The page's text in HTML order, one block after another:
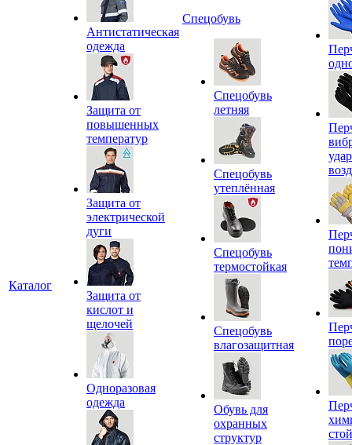
Каталог
Антистатическая
одежда
Защита от
повышенных
температур
Защита от
электрической
дуги
Защита от
кислот и
щелочей
Одноразовая
одежда
Спецобувь
Спецобувь
летняя
Спецобувь
утеплённая
Спецобувь
термостойкая
Спецобувь
влагозащитная
Обувь для
охранных
структур